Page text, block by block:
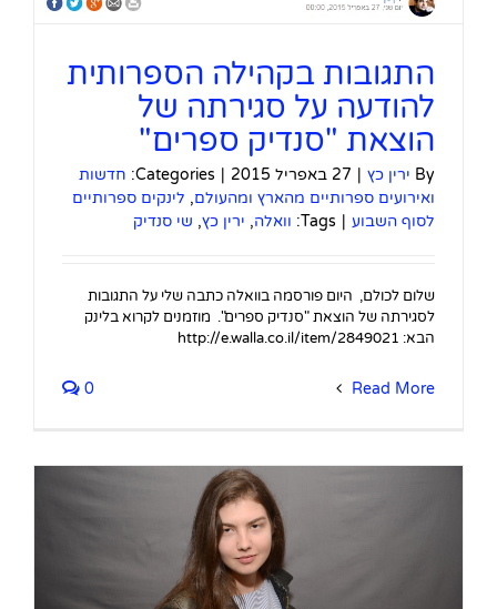
התגובות בקהילה הספרותית
להודעה על סגירתה של
הוצאת "סנדיק ספרים"
By ירין כץ | 27 באפריל 2015 |
Categories: חדשות
ואירועים ספרותיים מהארץ ומהעולם, לינקים ספרותיים
לסוף השבוע |
Tags: וואלה, ירין כץ, שי סנדיק
שלום לכולם, היום פורסמה בוואלה כתבה שלי על התגובות
לסגירתה של הוצאת "סנדיק ספרים". מוזמנים לקרוא בלינק
הבא: http://e.walla.co.il/item/2849021
Read More
0